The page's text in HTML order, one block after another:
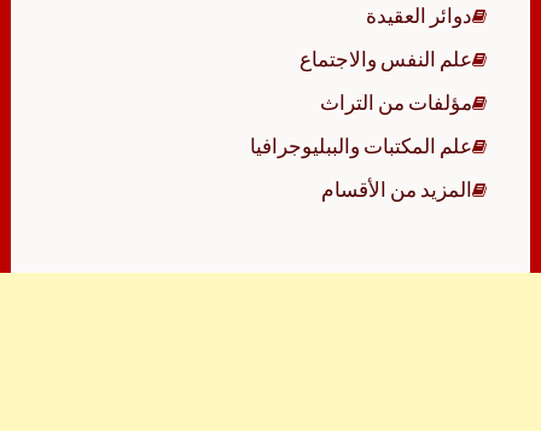
دوائر العقيدة
علم النفس والاجتماع
مؤلفات من التراث
علم المكتبات والببليوجرافيا
المزيد من الأقسام